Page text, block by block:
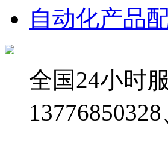
自动化产品
全国24小时